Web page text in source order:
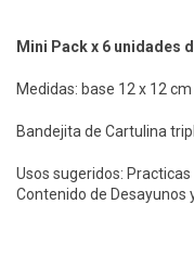
Mini Pack x 6 unidades
Medidas: base 12 x 12
Bandejita de Cartulina
Usos sugeridos:
Contenido de Desayunos